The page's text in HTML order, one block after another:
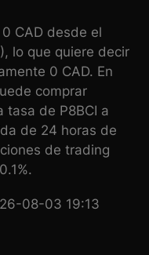
CAD desde el
lo que quiere decir
0 CAD. En
comprar
tasa de P8BCI a
de 24 horas de
de trading
08-03 19:13